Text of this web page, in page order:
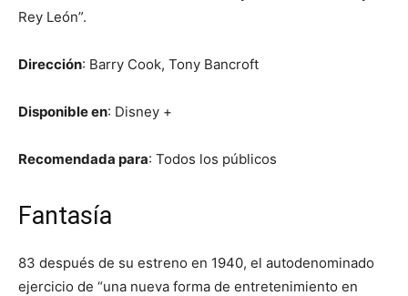
Rey León”.
Dirección: Barry Cook, Tony Bancroft
Disponible en: Disney +
Recomendada para: Todos los públicos
Fantasía
83 después de su estreno en 1940, el autodenominado
ejercicio de “una nueva forma de entretenimiento en